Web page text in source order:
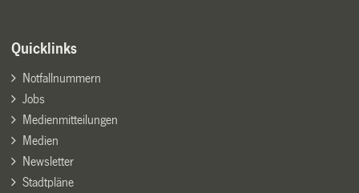
Quicklinks
Notfallnummern
Jobs
Medienmitteilungen
Medien
Newsletter
Stadtpläne